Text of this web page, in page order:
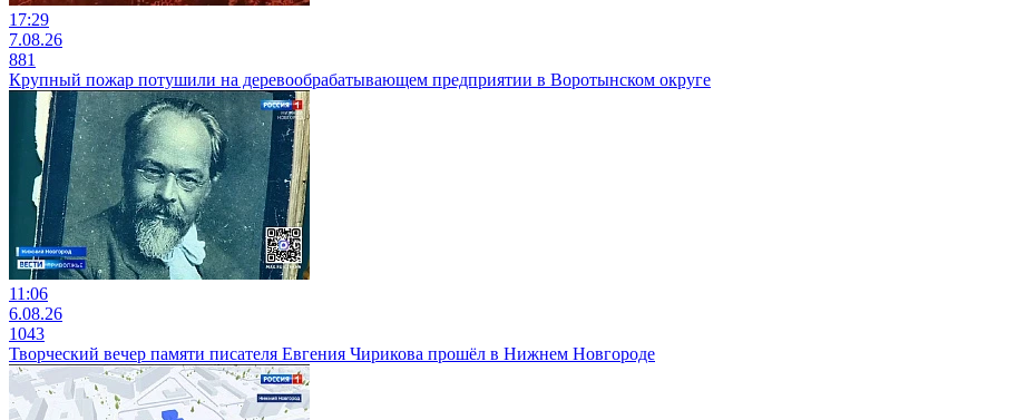
17:29
7.08.26
881
Крупный пожар потушили на деревообрабатывающем предприятии в Воротынском округе
11:06
6.08.26
1043
Творческий вечер памяти писателя Евгения Чирикова прошёл в Нижнем Новгороде